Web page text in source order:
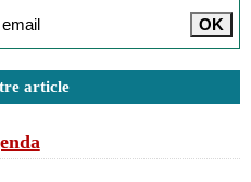
article